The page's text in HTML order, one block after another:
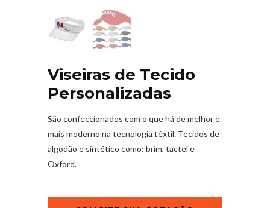
Viseiras de Tecido
Personalizadas
São confeccionados com o que há de melhor e
mais moderno na tecnologia têxtil. Tecidos de
algodão e sintético como: brim, tactel e
Oxford.